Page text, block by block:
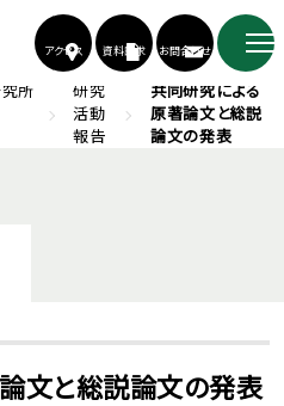
アクセス 資料請求 お問合わせ
所
研究
活動
報告
共同研究による
原著論文と総説
論文の発表
文と総説論文の発表